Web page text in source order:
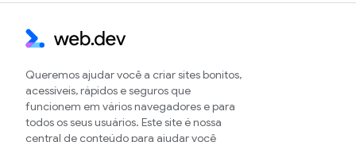
Queremos ajudar você a criar sites bonitos,
acessíveis, rápidos e seguros que
funcionem em vários navegadores e para
todos os seus usuários. Este site é nossa
central de conteúdo para ajudar você